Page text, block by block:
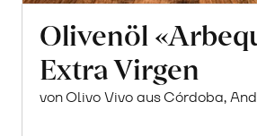
Olivenöl
Extra Virgen
von Olivo Vivo aus Córdoba,